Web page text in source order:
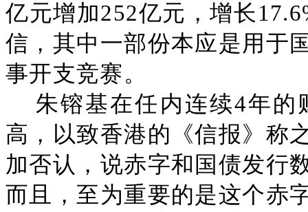
亿元增加252亿元，增长
信，其中一部份本应是用于
事开支竞赛。
朱镕基在任内连续4年
高，以致香港的《信报》称
加否认，说赤字和国债发行
而且，至为重要的是这个赤